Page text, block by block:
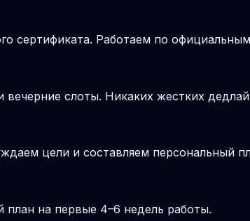
сертификата. Работаем по
слоты. Никаких жестких
цели и составляем персональный
на первые 4–6 недель работы.